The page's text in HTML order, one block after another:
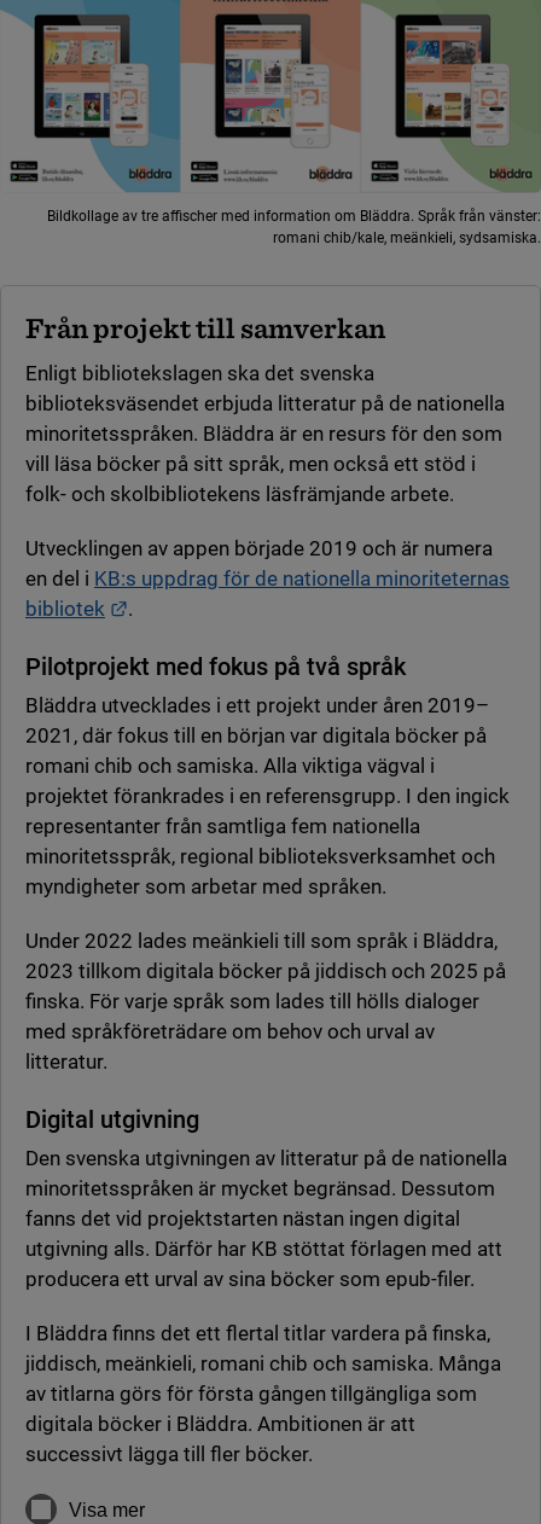
Bildkollage av tre affischer med information om Bläddra. Språk från vänster:
romani chib/kale, meänkieli, sydsamiska.
Från projekt till samverkan
Enligt bibliotekslagen ska det svenska
biblioteksväsendet erbjuda litteratur på de nationella
minoritetsspråken. Bläddra är en resurs för den som
vill läsa böcker på sitt språk, men också ett stöd i
folk- och skolbibliotekens läsfrämjande arbete.
Utvecklingen av appen började 2019 och är numera
en del i KB:s uppdrag för de nationella minoriteternas
bibliotek
Länk till annan webbplats.
.
Pilotprojekt med fokus på två språk
Bläddra utvecklades i ett projekt under åren 2019–
2021, där fokus till en början var digitala böcker på
romani chib och samiska. Alla viktiga vägval i
projektet förankrades i en referensgrupp. I den ingick
representanter från samtliga fem nationella
minoritetsspråk, regional biblioteksverksamhet och
myndigheter som arbetar med språken.
Under 2022 lades meänkieli till som språk i Bläddra,
2023 tillkom digitala böcker på jiddisch och 2025 på
finska. För varje språk som lades till hölls dialoger
med språkföreträdare om behov och urval av
litteratur.
Digital utgivning
Den svenska utgivningen av litteratur på de nationella
minoritetsspråken är mycket begränsad. Dessutom
fanns det vid projektstarten nästan ingen digital
utgivning alls. Därför har KB stöttat förlagen med att
producera ett urval av sina böcker som epub-filer.
I Bläddra finns det ett flertal titlar vardera på finska,
jiddisch, meänkieli, romani chib och samiska. Många
av titlarna görs för första gången tillgängliga som
digitala böcker i Bläddra. Ambitionen är att
successivt lägga till fler böcker.
Visa mer